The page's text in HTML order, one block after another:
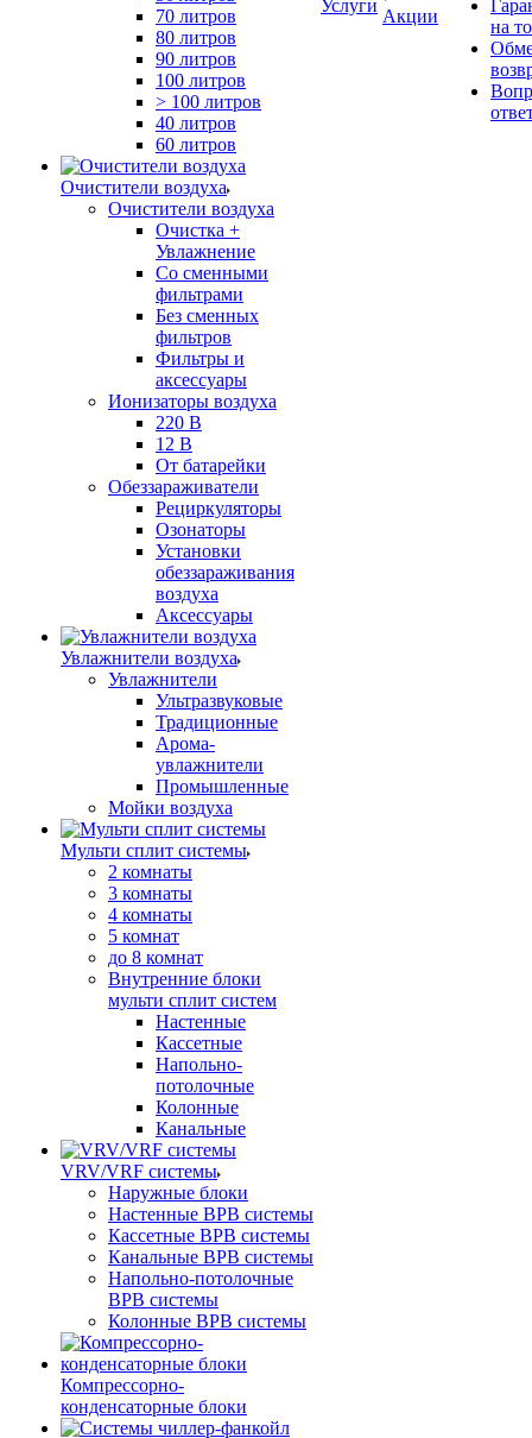
70 литров
80 литров
90 литров
100 литров
> 100 литров
40 литров
60 литров
Очистители воздуха
Очистители воздуха
Очистка +
Увлажнение
Cо сменными
фильтрами
Без сменных
фильтров
Фильтры и
аксессуары
Ионизаторы воздуха
220 В
12 В
От батарейки
Обеззараживатели
Рециркуляторы
Озонаторы
Установки
обеззараживания
воздуха
Аксессуары
Увлажнители воздуха
Увлажнители
Ультразвуковые
Традиционные
Арома-
увлажнители
Промышленные
Мойки воздуха
Мульти сплит системы
2 комнаты
3 комнаты
4 комнаты
5 комнат
до 8 комнат
Внутренние блоки
мульти сплит систем
Настенные
Кассетные
Напольно-
потолочные
Колонные
Канальные
VRV/VRF системы
Наружные блоки
Настенные ВРВ системы
Кассетные ВРВ системы
Канальные ВРВ системы
Напольно-потолочные
ВРВ системы
Колонные ВРВ системы
Компрессорно-
конденсаторные блоки
Услуги
Акции
на